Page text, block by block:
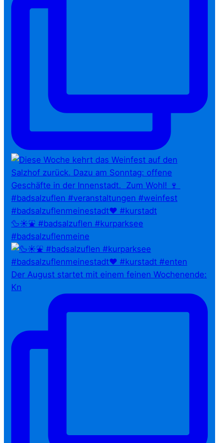
🦆☀️⛲ #badsalzuflen #kurparksee
#badsalzuflenmeine
Der August startet mit einem feinen Wochenende:
Kn